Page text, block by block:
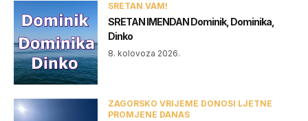
SRETAN VAM!
SRETAN IMENDAN Dominik, Dominika,
Dinko
8. kolovoza 2026.
ZAGORSKO VRIJEME DONOSI LJETNE
PROMJENE DANAS